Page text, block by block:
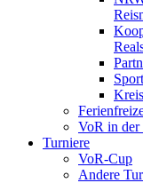
VoR in der
Turniere
VoR-Cup
Andere